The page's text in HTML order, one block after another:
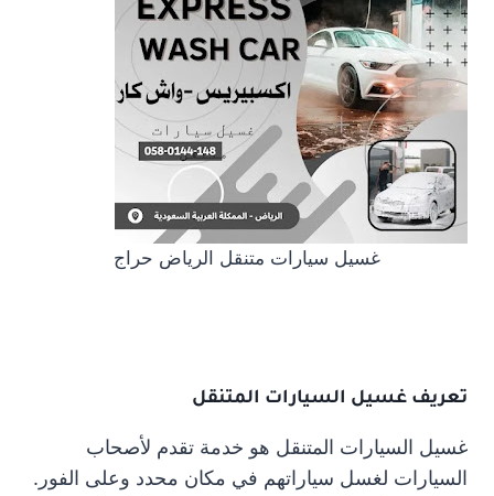
غسيل سيارات متنقل الرياض حراج
تعريف غسيل السيارات المتنقل
غسيل السيارات المتنقل هو خدمة تقدم لأصحاب
السيارات لغسل سياراتهم في مكان محدد وعلى الفور.